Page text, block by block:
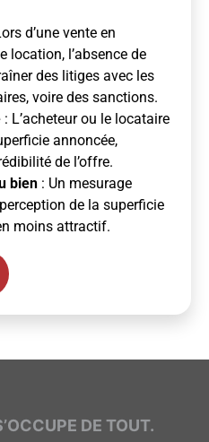
d’une vente en
location, l’absence de
des litiges avec les
voire des sanctions.
: L’acheteur ou le locataire
annoncée,
de l’offre.
bien : Un mesurage
de la superficie
moins attractif.
DE TOUT.